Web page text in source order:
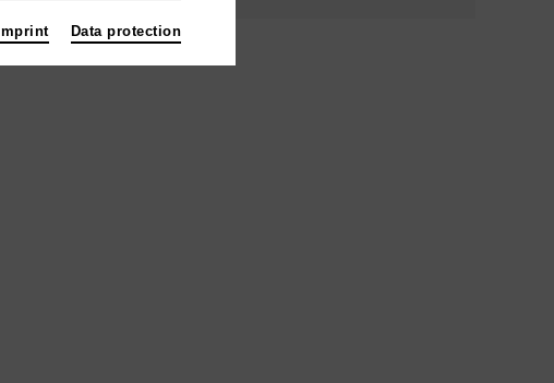
Imprint Data protection